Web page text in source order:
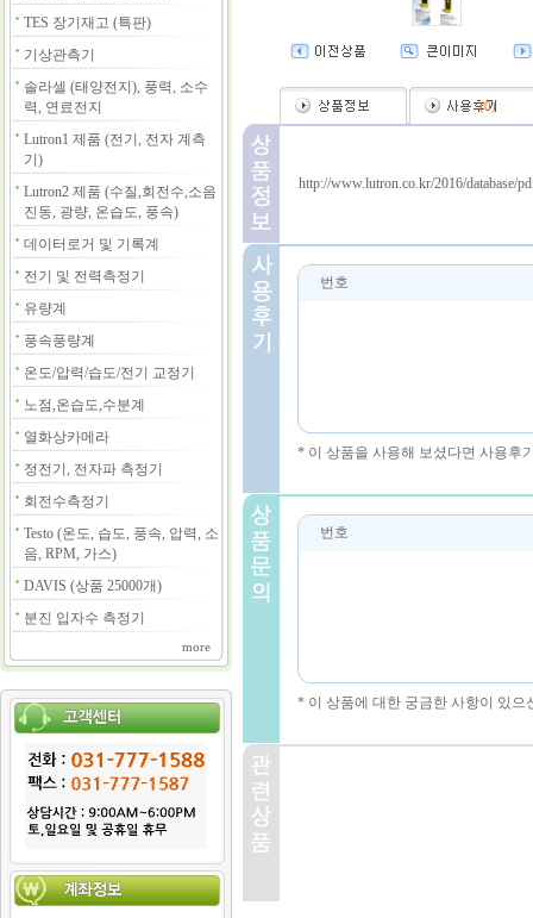
TES 장기재고 (특판)
기상관측기
솔라셀 (태양전지), 풍력, 소수
력, 연료전지
Lutron1 제품 (전기, 전자 계측
기)
Lutron2 제품 (수질,회전수,소음
진동, 광량, 온습도, 풍속)
데이터로거 및 기록계
전기 및 전력측정기
유량계
풍속풍량계
온도/압력/습도/전기 교정기
노점,온습도,수분계
열화상카메라
정전기, 전자파 측정기
회전수측정기
Testo (온도, 습도, 풍속, 압력, 소
음, RPM, 가스)
DAVIS (상품 25000개)
분진 입자수 측정기
more
(0)
http://www.lutron.co.kr/2016/database/
번호
* 이 상품을 사용해 보셨다면 사용후
번호
* 이 상품에 대한 궁금한 사항이 있